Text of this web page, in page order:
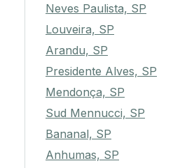
Neves Paulista, SP
Louveira, SP
Arandu, SP
Presidente Alves, SP
Mendonça, SP
Sud Mennucci, SP
Bananal, SP
Anhumas, SP